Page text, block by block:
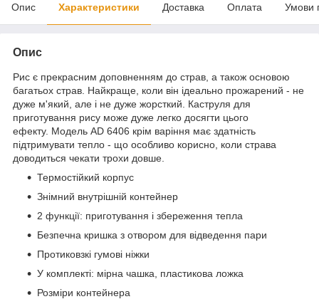
Опис Характеристики Доставка Оплата Умови
Опис
Рис є прекрасним доповненням до страв, а також основою
багатьох страв. Найкраще, коли він ідеально прожарений - не
дуже м'який, але і не дуже жорсткий. Каструля для
приготування рису може дуже легко досягти цього
ефекту. Модель AD 6406 крім варіння має здатність
підтримувати тепло - що особливо корисно, коли страва
доводиться чекати трохи довше.
Термостійкий корпус
Знімний внутрішній контейнер
2 функції: приготування і збереження тепла
Безпечна кришка з отвором для відведення пари
Протиковзкі гумові ніжки
У комплекті: мірна чашка, пластикова ложка
Розміри контейнера